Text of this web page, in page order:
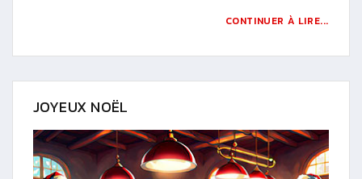
CONTINUER À LIRE...
JOYEUX NOËL